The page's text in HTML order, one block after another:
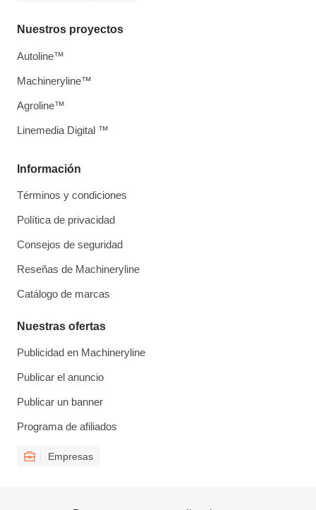
Información
Términos y condiciones
Política de privacidad
Consejos de seguridad
Reseñas de Machineryline
Catálogo de marcas
Nuestras ofertas
Publicidad en Machineryline
Publicar el anuncio
Publicar un banner
Programa de afiliados
Empresas
Nuestros proyectos
Autoline™
Machineryline™
Agroline™
Linemedia Digital ™